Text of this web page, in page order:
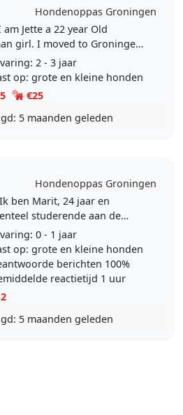
Hondenoppas Groningen
Jette a 22 year Old
girl. I moved to Groningen
and am now looking for a
My Family has a dog, and I
2 - 3 jaar
op: grote en kleine honden
€25
5 maanden geleden
Hondenoppas Groningen
ben Marit, 24 jaar en
studerende aan de
van Groningen. In
ga ik op bezoek bij
twee..
0 - 1 jaar
op: grote en kleine honden
berichten 100%
reactietijd 1 uur
5 maanden geleden